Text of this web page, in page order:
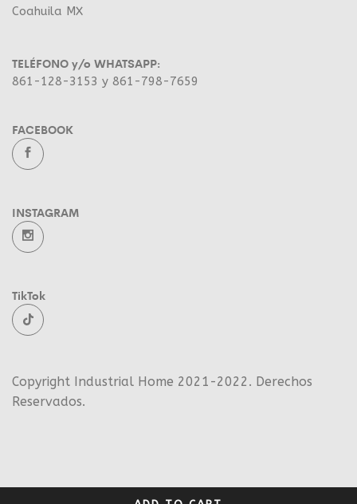
Coahuila MX
TELÉFONO y/o WHATSAPP:
861-128-3153 y 861-798-7659
FACEBOOK
INSTAGRAM
TikTok
Copyright Industrial Home 2021-2022. Derechos
Reservados.